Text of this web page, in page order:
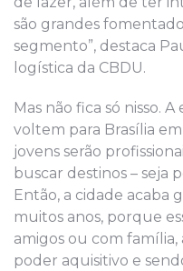
são grandes
segmento”, destaca
logística da CBDU.
Mas não fica só nisso.
voltem para Brasília
jovens serão
buscar destinos – seja
Então, a cidade acaba
muitos anos, porque
amigos ou com
poder aquisitivo e